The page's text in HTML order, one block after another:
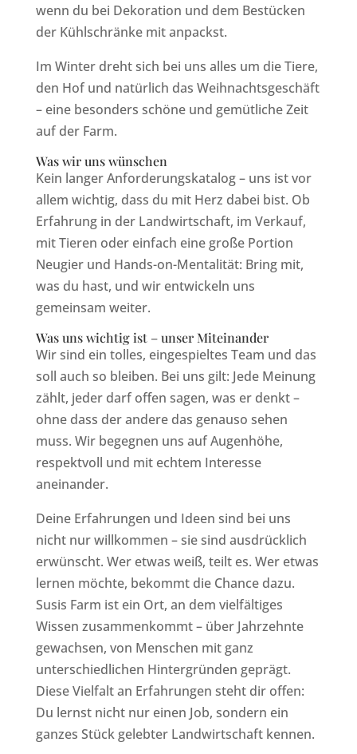
wenn du bei Dekoration und dem Bestücken
der Kühlschränke mit anpackst.
Im Winter dreht sich bei uns alles um die Tiere,
den Hof und natürlich das Weihnachtsgeschäft
– eine besonders schöne und gemütliche Zeit
auf der Farm.
Was wir uns wünschen
Kein langer Anforderungskatalog – uns ist vor
allem wichtig, dass du mit Herz dabei bist. Ob
Erfahrung in der Landwirtschaft, im Verkauf,
mit Tieren oder einfach eine große Portion
Neugier und Hands-on-Mentalität: Bring mit,
was du hast, und wir entwickeln uns
gemeinsam weiter.
Was uns wichtig ist – unser Miteinander
Wir sind ein tolles, eingespieltes Team und das
soll auch so bleiben. Bei uns gilt: Jede Meinung
zählt, jeder darf offen sagen, was er denkt –
ohne dass der andere das genauso sehen
muss. Wir begegnen uns auf Augenhöhe,
respektvoll und mit echtem Interesse
aneinander.
Deine Erfahrungen und Ideen sind bei uns
nicht nur willkommen – sie sind ausdrücklich
erwünscht. Wer etwas weiß, teilt es. Wer etwas
lernen möchte, bekommt die Chance dazu.
Susis Farm ist ein Ort, an dem vielfältiges
Wissen zusammenkommt – über Jahrzehnte
gewachsen, von Menschen mit ganz
unterschiedlichen Hintergründen geprägt.
Diese Vielfalt an Erfahrungen steht dir offen:
Du lernst nicht nur einen Job, sondern ein
ganzes Stück gelebter Landwirtschaft kennen.